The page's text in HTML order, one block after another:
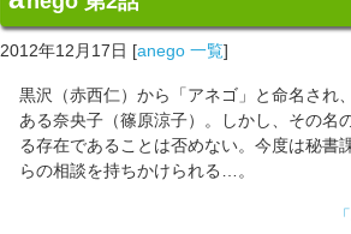
2012年12月17日 [anego 一覧]
黒沢（赤西仁）から「アネゴ」と命名され
ある奈央子（篠原涼子）。しかし、その名
る存在であることは否めない。今度は秘書
らの相談を持ちかけられる…。